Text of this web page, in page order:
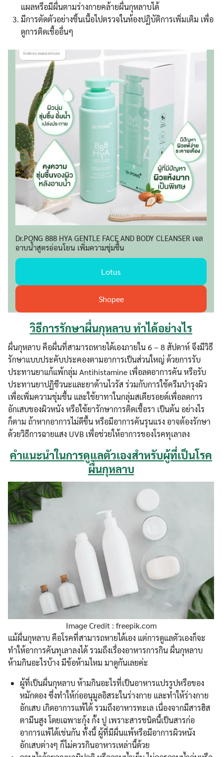
แผลหรือมีผื่นตามร่างกายคล้ายผื่นกุหลาบได้
มีการตัดตัวอย่างชิ้นเนื้อไปตรวจในห้องปฏิบัติการเพิ่มเติม เพื่อ
ดูการติดเชื้ออื่นๆ
Dr.PONG 888 HYA GENTLE FACE AND BODY CLEANSER เจล
อาบน้ำสูตรอ่อนโยน เพิ่มความชุ่มชื้น
Lotus
Shopee
วิธีการรักษาผื่นกุหลาบ ทำได้อย่างไร
ผื่นกุหลาบ คือผื่นที่สามารถหายได้เองภายใน 6 – 8 สัปดาห์ จึงมีวิธี
รักษาแบบประคับประคองตามอาการเป็นส่วนใหญ่ ด้วยการรับ
ประทานยาแก้แพ้กลุ่ม Antihistamine เพื่อลดอาการคัน หรือรับ
ประทานยาปฏิชีวนะและยาต้านไวรัส ร่วมกับการใช้ครีมบำรุงผิว
เพื่อเพิ่มความชุ่มชื้น และใช้ยาทาในกลุ่มสเตียรอยด์เพื่อลดการ
อักเสบของผิวหนัง หรือใช้ยารักษาการติดเชื้อรา เป็นต้น อย่างไร
ก็ตาม ถ้าหากอาการไม่ดีขึ้น หรือมีอาการคันรุนแรง อาจต้องรักษา
ด้วยวิธีการฉายแสง UVB เพื่อช่วยให้อาการของโรคทุเลาลง
คำแนะนำในการดูแลตัวเองสำหรับผู้ที่เป็นโรค
ผื่นกุหลาบ
Image Credit : freepik.com
แม้ผื่นกุหลาบ คือโรคที่สามารถหายได้เอง แต่การดูแลตัวเองก็จะ
ทำให้อาการคันทุเลาลงได้ รวมถึงเรื่องอาหารการกิน ผื่นกุหลาบ
ห้ามกินอะไรบ้าง มีข้อห้ามไหม มาดูกันเลยค่ะ
ผู้ที่เป็นผื่นกุหลาบ ห้ามกินอะไรที่เป็นอาหารแปรรูปหรือของ
หมักดอง ซึ่งทำให้ก่ออนุมูลอิสระในร่างกาย และทำให้ร่างกาย
อักเสบ เกิดอาการแพ้ได้ รวมถึงอาหารทะเล เนื่องจากมีสารฮิส
ตามีนสูง โดยเฉพาะกุ้ง กั้ง ปู เพราะสารชนิดนี้เป็นสารก่อ
อาการแพ้ได้เช่นกัน ทั้งนี้ ผู้ที่มีผื่นแพ้หรือมีอาการผิวหนัง
อักเสบต่างๆ ก็ไม่ควรกินอาหารเหล่านี้ด้วย